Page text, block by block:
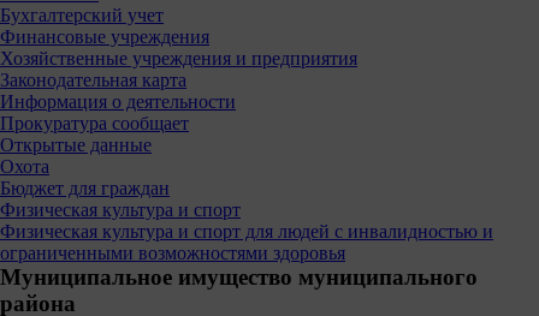
Бухгалтерский учет
Финансовые учреждения
Хозяйственные учреждения и предприятия
Законодательная карта
Информация о деятельности
Прокуратура сообщает
Открытые данные
Охота
Бюджет для граждан
Физическая культура и спорт
Физическая культура и спорт для людей с инвалидностью и
ограниченными возможностями здоровья
Муниципальное имущество муниципального
района